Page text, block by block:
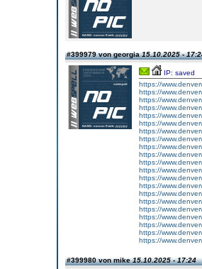
#399979 von georgia15.10.2025 -
IP: saved
https://
https://
https://
https://
https://
https://
https://
https://
https://
https://
https://
https://
https://
https://
https://
https://
https://
https://
https://
https://
https://
#399980 von mike15.10.2025 - 17:24